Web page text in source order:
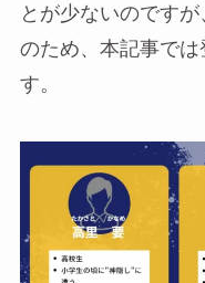
とが少ないのです
のため、本記事で
す。